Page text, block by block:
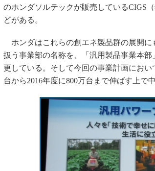
のホンダソルテックが販売しているCIGS
どがある。
ホンダはこれらの創エネ製品群の展開に
扱う事業部の名称を、「汎用製品事業本
更している。そして今回の事業計画にお
台から2016年度に800万台まで伸ばす上で